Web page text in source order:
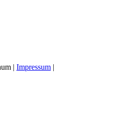
| Impressum |